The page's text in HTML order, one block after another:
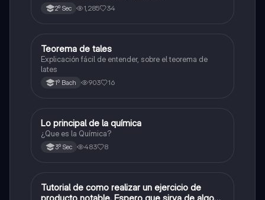
2º Sec 1,285 34
Matemáticas
Teorema de tales
Explicación fácil de entender, sobre el teorema de
lates
1º Bach 903 16
Química
Lo principal de la química
¿Que es la Química?
3º Sec 483 8
Matemáticas
Tutorial de como realizar un ejercicio de
producto notable. Espero que sirva de algo💕